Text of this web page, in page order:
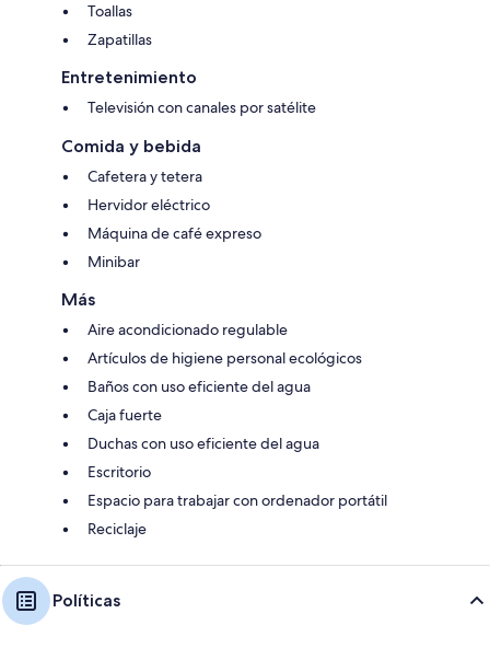
Toallas
Zapatillas
Entretenimiento
Televisión con canales por satélite
Comida y bebida
Cafetera y tetera
Hervidor eléctrico
Máquina de café expreso
Minibar
Más
Aire acondicionado regulable
Artículos de higiene personal ecológicos
Baños con uso eficiente del agua
Caja fuerte
Duchas con uso eficiente del agua
Escritorio
Espacio para trabajar con ordenador portátil
Reciclaje
Políticas